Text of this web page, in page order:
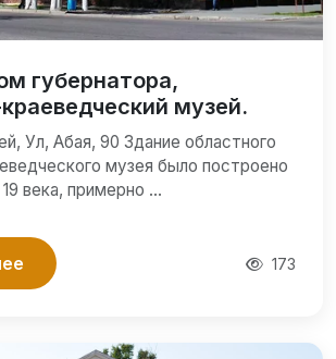
губернатора,
музей.
Ул, Абая, 90 Здание областного
музея было построено
века, примерно …
173